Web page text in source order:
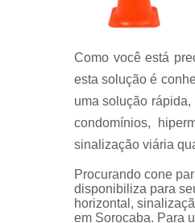
Como você está
esta solução é
uma solução
condomínios,
sinalização viária
Procurando cone
disponibiliza para
horizontal,
em Sorocaba. Para